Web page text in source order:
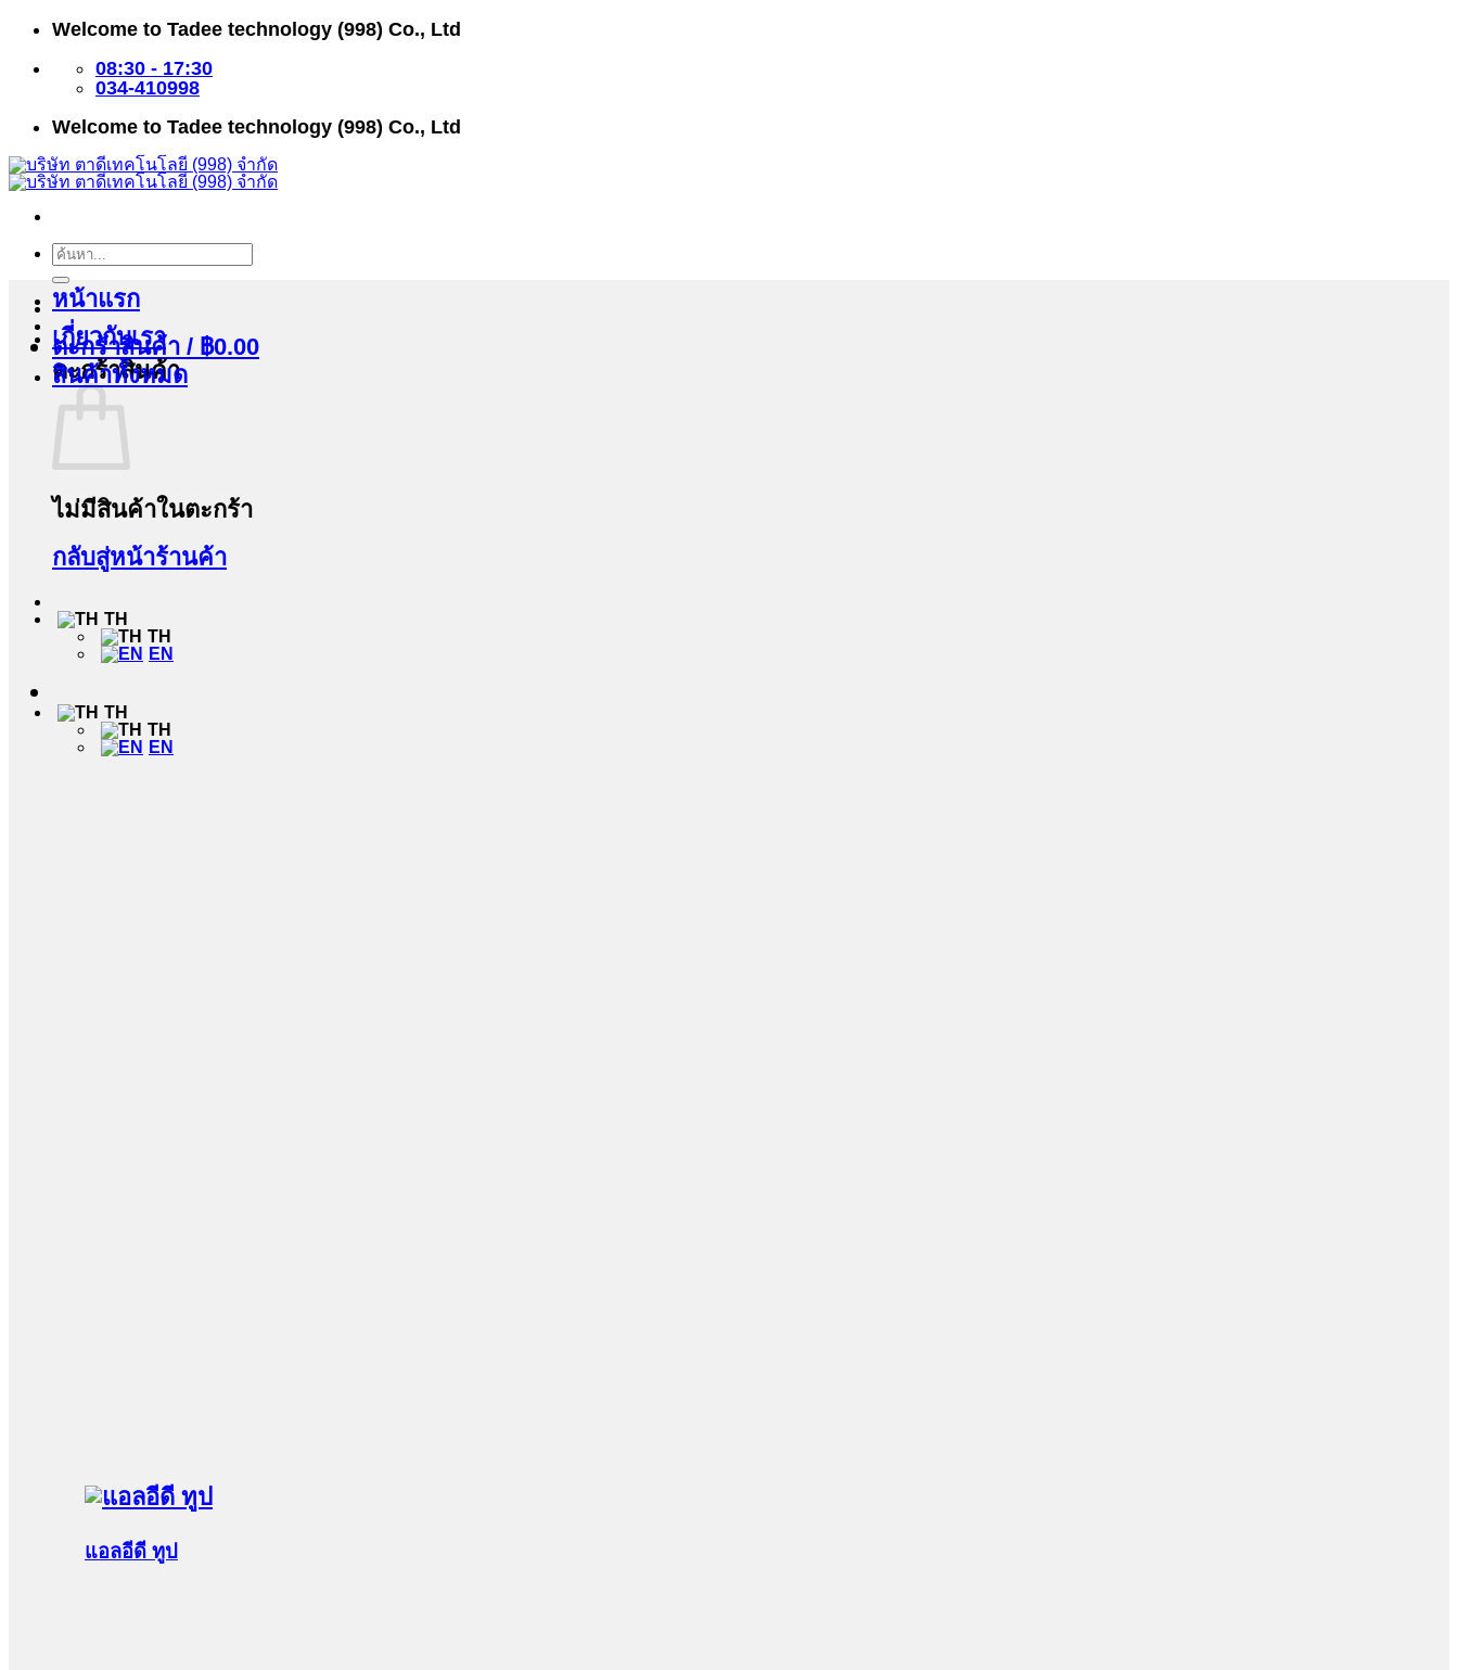
ข้าม
เนื้อหา
Welcome to Tadee technology (998) Co., Ltd
08:30 - 17:30
034-410998
Welcome to Tadee technology (998) Co., Ltd
ค้นหา:
ตะกร้าสินค้า / ฿0.00
ตะกร้าสินค้า
ไม่มีสินค้าในตะกร้า
กลับสู่หน้าร้านค้า
TH
TH
EN
TH
TH
EN
หน้าแรก
เกี่ยวกับเรา
สินค้าทั้งหมด
แอลอีดี ทูป